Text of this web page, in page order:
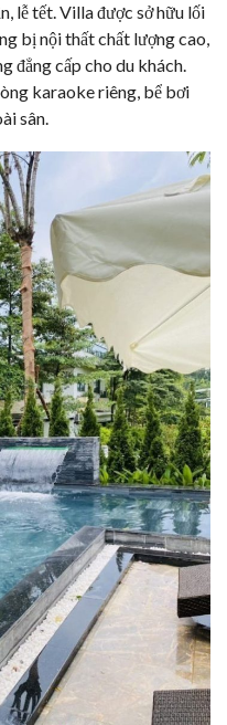
lễ tết. Villa được sở hữu lối
bị nội thất chất lượng cao,
đẳng cấp cho du khách.
karaoke riêng, bể bơi
sân.